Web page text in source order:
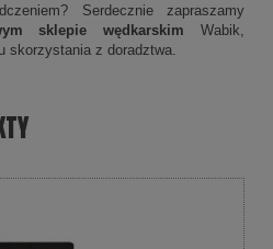
Serdecznie zapraszamy
sklepie wędkarskim Wabik,
skorzystania z doradztwa.